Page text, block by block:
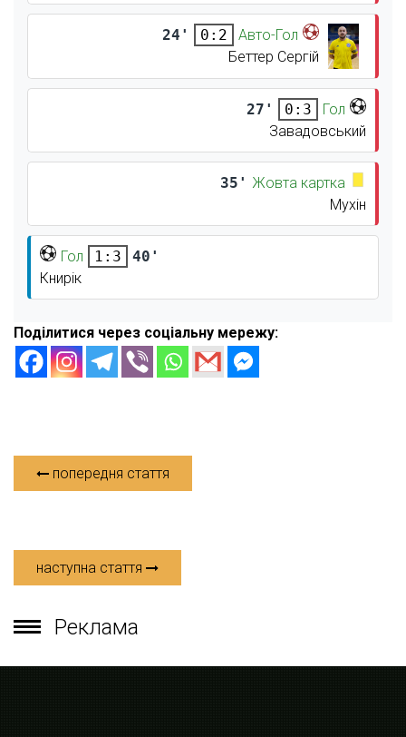
24' 0:2
Авто-Гол
Беттер Сергій
27' 0:3
Гол
Завадовський
35' Жовта картка
Мухін
Гол 1:3
40'
Книрік
Поділитися через соціальну мережу:
попередня стаття
наступна стаття
Реклама